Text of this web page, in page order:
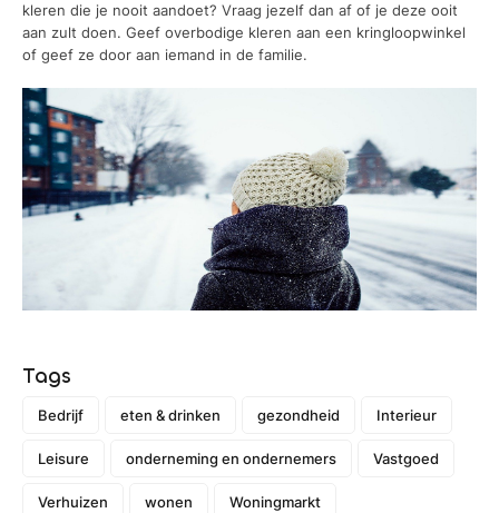
kleren die je nooit aandoet? Vraag jezelf dan af of je deze ooit
aan zult doen. Geef overbodige kleren aan een kringloopwinkel
of geef ze door aan iemand in de familie.
Tags
Bedrijf eten & drinken gezondheid Interieur
Leisure onderneming en ondernemers Vastgoed
Verhuizen wonen Woningmarkt